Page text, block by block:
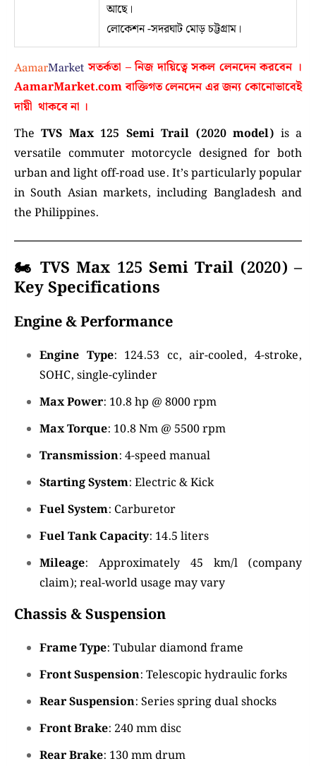
আছে।
লোকেশন -সদরঘাট মোড় চট্টগ্রাম।
সতর্কতা – নিজ দায়িত্বে সকল লেনদেন করবেন ।
AamarMarket.comবাক্তিগত লেনদেন এর জন্য কোনোভাবেই
দায়ী থাকবে না ।
TheTVS Max 125 Semi Trail (2020 model) is a
versatile commuter motorcycle designed for both
urban and light off-road use. It’s particularly popular
in South Asian markets, including Bangladesh and
the Philippines.
🏍️ TVS Max 125 Semi Trail (2020) –
Key Specifications
Engine & Performance
Engine Type: 124.53 cc, air-cooled, 4-stroke,
SOHC, single-cylinder
Max Power: 10.8 hp @ 8000 rpm
Max Torque: 10.8 Nm @ 5500 rpm
Transmission: 4-speed manual
Starting System: Electric & Kick
Fuel System: Carburetor
Fuel Tank Capacity: 14.5 liters
Mileage: Approximately 45 km/l (company
claim); real-world usage may vary
Chassis & Suspension
Frame Type: Tubular diamond frame
Front Suspension: Telescopic hydraulic forks
Rear Suspension: Series spring dual shocks
Front Brake: 240 mm disc
Rear Brake: 130 mm drum